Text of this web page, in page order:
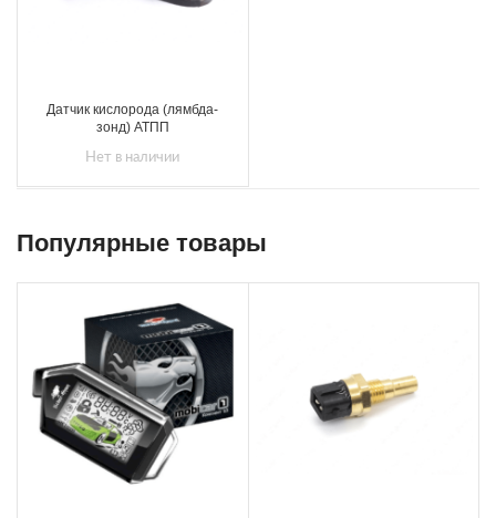
Датчик кислорода (лямбда-
зонд) АТПП
Нет в наличии
Популярные товары